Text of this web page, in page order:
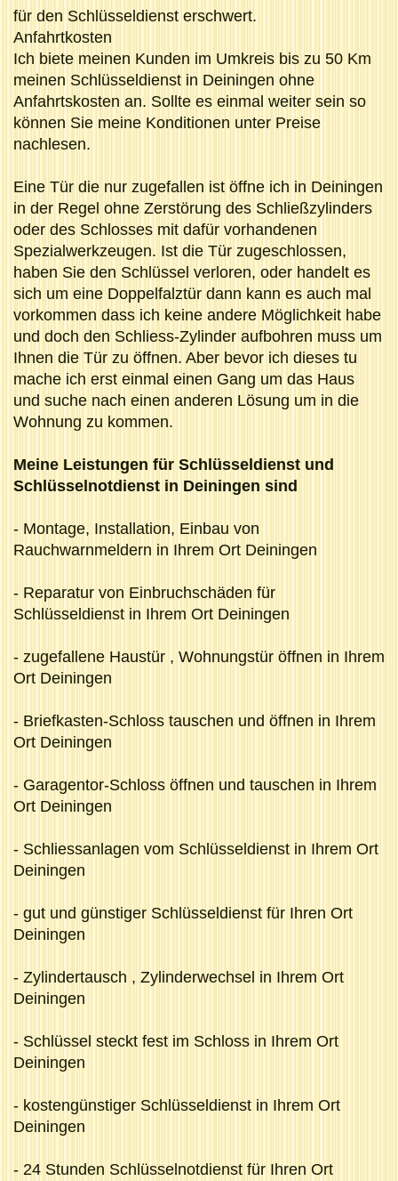
für den Schlüsseldienst erschwert.
Anfahrtkosten
Ich biete meinen Kunden im Umkreis bis zu 50 Km
meinen Schlüsseldienst in Deiningen ohne
Anfahrtskosten an. Sollte es einmal weiter sein so
können Sie meine Konditionen unter Preise
nachlesen.
Eine Tür die nur zugefallen ist öffne ich in Deiningen
in der Regel ohne Zerstörung des Schließzylinders
oder des Schlosses mit dafür vorhandenen
Spezialwerkzeugen. Ist die Tür zugeschlossen,
haben Sie den Schlüssel verloren, oder handelt es
sich um eine Doppelfalztür dann kann es auch mal
vorkommen dass ich keine andere Möglichkeit habe
und doch den Schliess-Zylinder aufbohren muss um
Ihnen die Tür zu öffnen. Aber bevor ich dieses tu
mache ich erst einmal einen Gang um das Haus
und suche nach einen anderen Lösung um in die
Wohnung zu kommen.
Meine Leistungen für Schlüsseldienst und
Schlüsselnotdienst in Deiningen sind
- Montage, Installation, Einbau von
Rauchwarnmeldern in Ihrem Ort Deiningen
- Reparatur von Einbruchschäden für
Schlüsseldienst in Ihrem Ort Deiningen
- zugefallene Haustür , Wohnungstür öffnen in Ihrem
Ort Deiningen
- Briefkasten-Schloss tauschen und öffnen in Ihrem
Ort Deiningen
- Garagentor-Schloss öffnen und tauschen in Ihrem
Ort Deiningen
- Schliessanlagen vom Schlüsseldienst in Ihrem Ort
Deiningen
- gut und günstiger Schlüsseldienst für Ihren Ort
Deiningen
- Zylindertausch , Zylinderwechsel in Ihrem Ort
Deiningen
- Schlüssel steckt fest im Schloss in Ihrem Ort
Deiningen
- kostengünstiger Schlüsseldienst in Ihrem Ort
Deiningen
- 24 Stunden Schlüsselnotdienst für Ihren Ort